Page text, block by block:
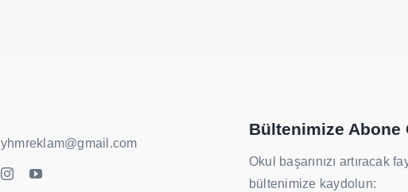
yhmreklam@gmail.com
Bültenimize Abone
Okul başarınızı artıracak
bültenimize kaydolun: